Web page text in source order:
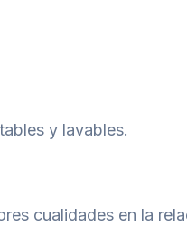
y lavables.
cualidades en la